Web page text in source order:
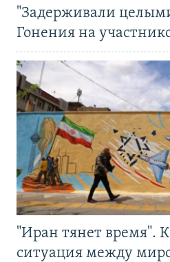
"Задерживали
Гонения на
"Иран тянет время".
ситуация между